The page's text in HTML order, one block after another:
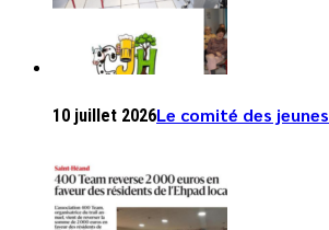
10 juillet 2026Le comité des